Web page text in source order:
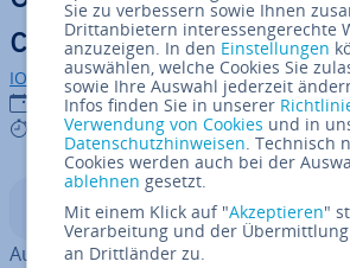
chung bei Linux
IONOS Redaktion
19.01.2023
5 mins
In­halts­ver­zeich­nis
Auch in Ubuntu gibt es einen
Sie zu verbessern sowie Ihnen
Drittanbietern interessengerechte
anzuzeigen. In den Einstellungen
auswählen, welche Cookies Sie
sowie Ihre Auswahl jederzeit
Infos finden Sie in unserer
Verwendung von Cookies und in
Datenschutzhinweisen. Technisch
Cookies werden auch bei der
ablehnen gesetzt.
Mit einem Klick auf "Akzeptieren"
Verarbeitung und der
an Drittländer zu.